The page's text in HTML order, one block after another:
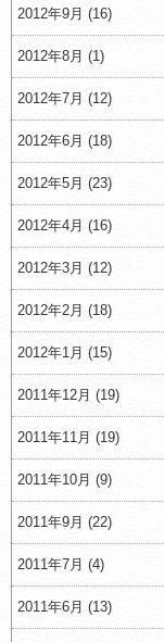
2012年9月 (16)
2012年8月 (1)
2012年7月 (12)
2012年6月 (18)
2012年5月 (23)
2012年4月 (16)
2012年3月 (12)
2012年2月 (18)
2012年1月 (15)
2011年12月 (19)
2011年11月 (19)
2011年10月 (9)
2011年9月 (22)
2011年7月 (4)
2011年6月 (13)